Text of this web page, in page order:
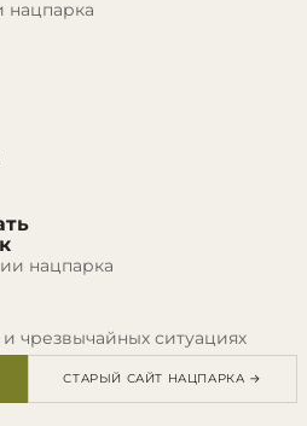
нацпарка
чрезвычайных ситуациях
СТАРЫЙ САЙТ НАЦПАРКА →